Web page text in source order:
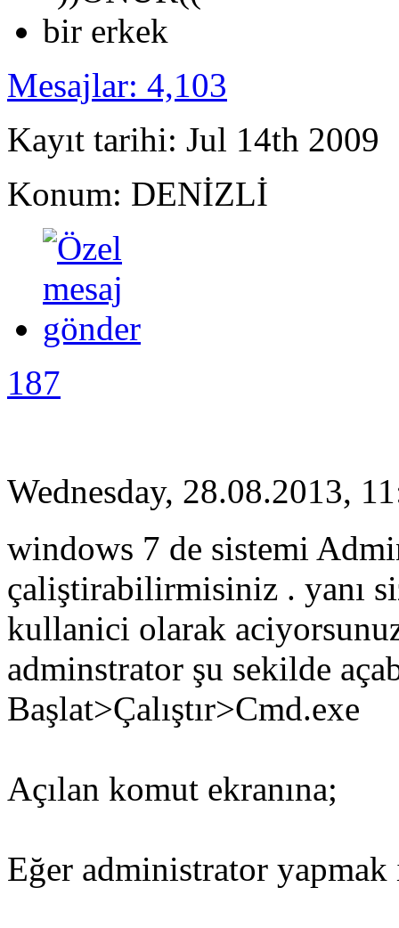
Mesajlar: 4,103
Kayıt tarihi: Jul 14th 2009
Konum: DENİZLİ
187
Wednesday, 28.08.2013,
windows 7 de sistemi
çaliştirabilirmisiniz . yanı
kullanici olarak
adminstrator şu sekilde
Başlat>Çalıştır>Cmd.exe
Açılan komut ekranına;
Eğer administrator yapmak